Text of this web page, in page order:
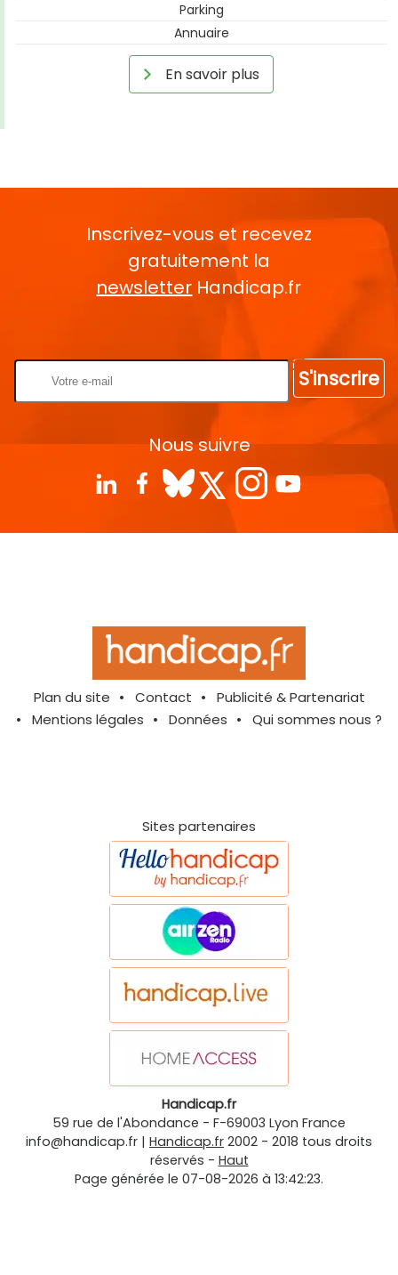
Parking
Annuaire
En savoir plus
Inscrivez-vous et recevez
gratuitement la
newsletter Handicap.fr
S'inscrire
Nous suivre
Plan du site Contact
Publicité & Partenariat
Mentions légales
Données Qui sommes nous ?
Sites partenaires
Handicap.fr
59 rue de l'Abondance - F-69003 Lyon France
info@handicap.fr | Handicap.fr 2002 - 2018 tous droits
réservés - Haut
Page générée le 07-08-2026 à 13:42:23.